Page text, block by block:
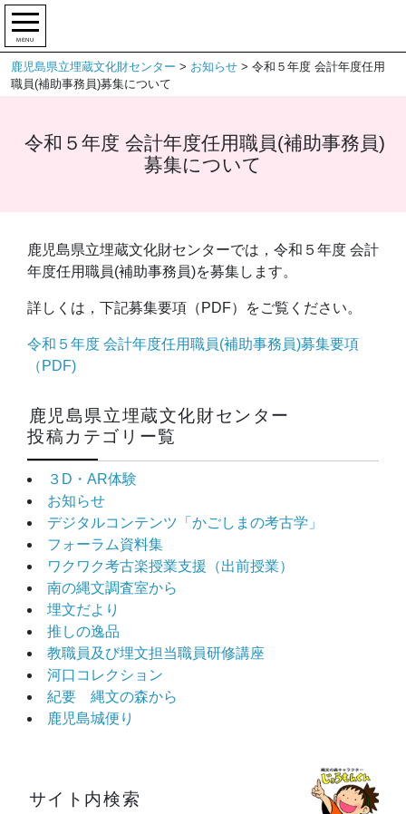
MENU
鹿児島県立埋蔵文化財センター > お知らせ > 令和５年度 会計年度任用
職員(補助事務員)募集について
令和５年度 会計年度任用職員(補助事務員)
募集について
鹿児島県立埋蔵文化財センター
投稿カテゴリー覧
３D・AR体験
お知らせ
デジタルコンテンツ「かごしまの考古学」
フォーラム資料集
ワクワク考古楽授業支援（出前授業）
南の縄文調査室から
埋文だより
推しの逸品
教職員及び埋文担当職員研修講座
河口コレクション
紀要 縄文の森から
鹿児島城便り
サイト内検索
鹿児島県立埋蔵文化財センターでは，令和５年度 会計
年度任用職員(補助事務員)を募集します。
詳しくは，下記募集要項（PDF）をご覧ください。
令和５年度 会計年度任用職員(補助事務員)募集要項
（PDF)